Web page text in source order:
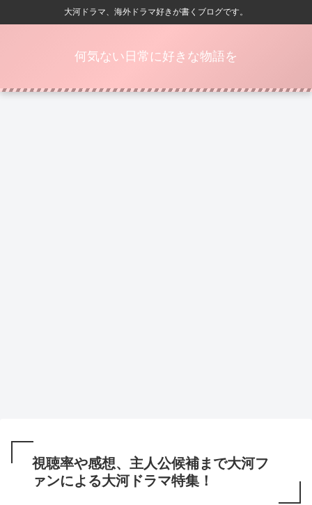
大河ドラマ、海外ドラマ好きが書くブログです。
何気ない日常に好きな物語を
視聴率や感想、主人公候補まで大河フ
ァンによる大河ドラマ特集！